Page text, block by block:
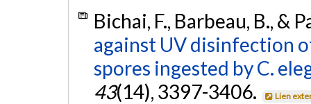
Bichai, F., Barbeau, B., &
against UV disinfection
spores ingested by C.
43(14), 3397-3406. Lien